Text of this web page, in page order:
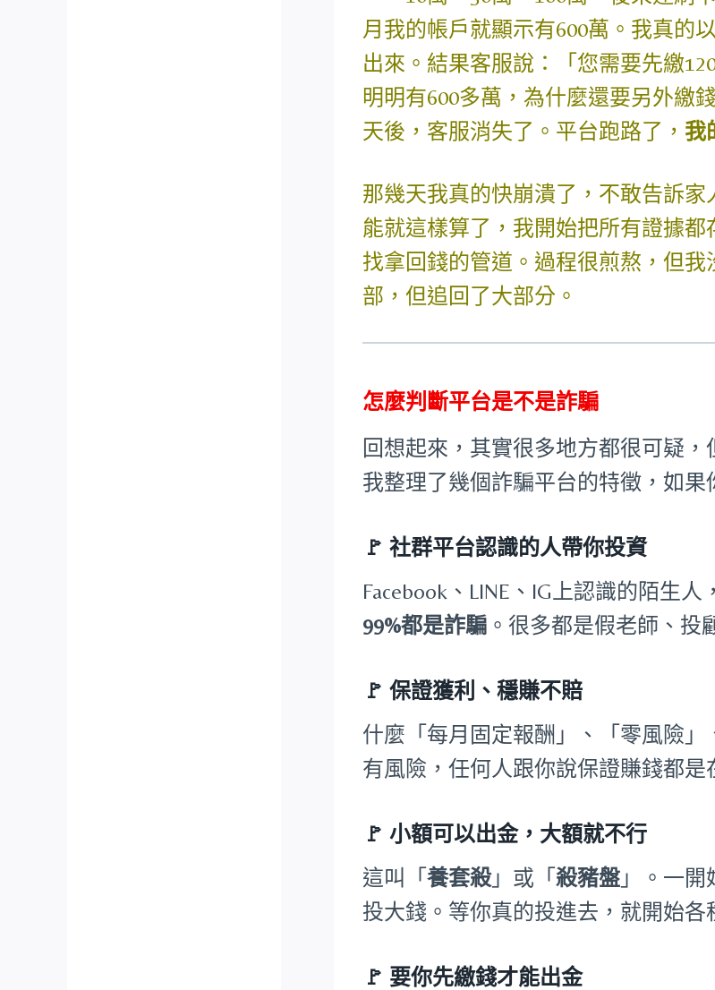
月我的帳戶就顯示有600萬。我真的
出來。結果客服說：「您需要先繳
明明有600多萬，為什麼還要另外繳
天後，客服消失了。平台跑路了， 我
那幾天我真的快崩潰了，不敢告訴
能就這樣算了，我開始把所有證據
找拿回錢的管道。過程很煎熬，但
部，但追回了大部分。
怎麼判斷平台是不是詐騙
回想起來，其實很多地方都很可疑
我整理了幾個詐騙平台的特徵，如果
🚩社群平台認識的人帶你投資
Facebook、LINE、IG上認識的陌生
99%都是詐騙 。很多都是假老師、投
🚩保證獲利、穩賺不賠
什麼「每月固定報酬」、「零風險」
有風險，任何人跟你說保證賺錢都是
🚩小額可以出金，大額就不行
這叫「養套殺」或「 殺豬盤 」。一
投大錢。等你真的投進去，就開始各
🚩 要你先繳錢才能出金